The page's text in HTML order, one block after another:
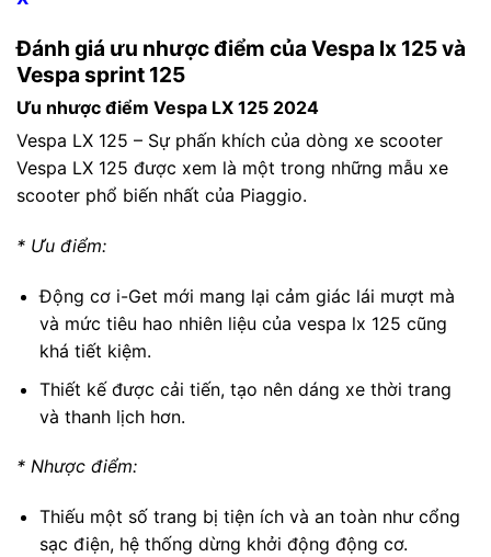
Đánh giá ưu nhược điểm của Vespa lx 125 và
Vespa sprint 125
Ưu nhược điểm Vespa LX 125 2024
Vespa LX 125 – Sự phấn khích của dòng xe scooter
Vespa LX 125 được xem là một trong những mẫu xe
scooter phổ biến nhất của Piaggio.
* Ưu điểm:
Động cơ i-Get mới mang lại cảm giác lái mượt mà
và mức tiêu hao nhiên liệu của vespa lx 125 cũng
khá tiết kiệm.
Thiết kế được cải tiến, tạo nên dáng xe thời trang
và thanh lịch hơn.
* Nhược điểm:
Thiếu một số trang bị tiện ích và an toàn như cổng
sạc điện, hệ thống dừng khởi động động cơ.